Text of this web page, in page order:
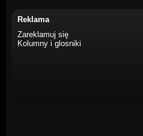
Reklama
Zareklamuj się
Kolumny i glosniki